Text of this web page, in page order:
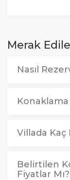
Merak
Nasıl
Villada Kaç
Belirtilen
Fiyatlar Mı?